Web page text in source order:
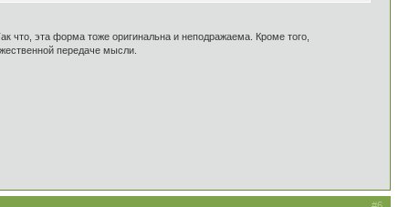
что, эта форма тоже оригинальна и неподражаема. Кроме того,
передаче мысли.